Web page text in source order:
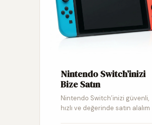
Nintendo Switch’inizi
Bize Satın
Nintendo Switch’inizi güvenli,
hızlı ve değerinde satın alalım